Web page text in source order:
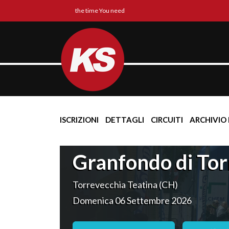
the time You need
ISCRIZIONI DETTAGLI CIRCUITI ARCHIVIO
Granfondo di
Torrevecchia Teatina (CH)
Domenica 06 Settembre 2026